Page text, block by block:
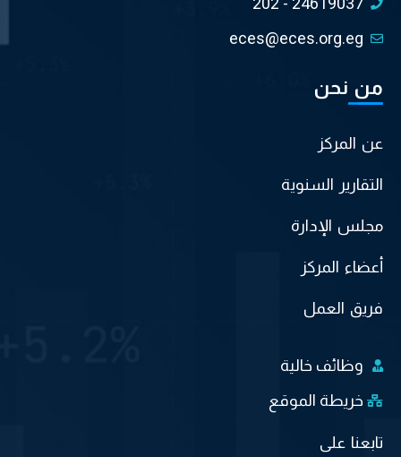
eces@eces.org.eg
من نحن
عن المركز
التقارير السنوية
مجلس الإدارة
أعضاء المركز
فريق العمل
وظائف خالية
خريطة الموقع